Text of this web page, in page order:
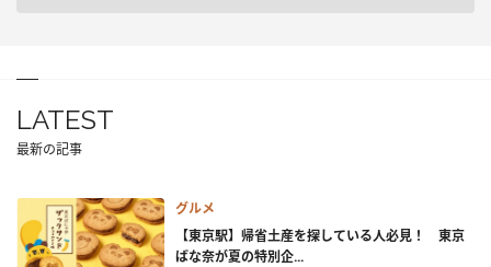
LATEST
最新の記事
グルメ
【東京駅】帰省土産を探している人必見！ 東京
ばな奈が夏の特別企...